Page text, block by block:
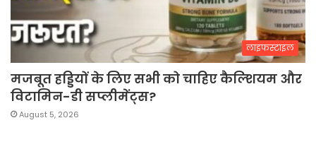
लाइफस्टाइल
मजबूत हड्डियों के लिए सभी को चाहिए कैल्शियम और
विटामिन-डी सप्लीमेंट्स?
August 5, 2026